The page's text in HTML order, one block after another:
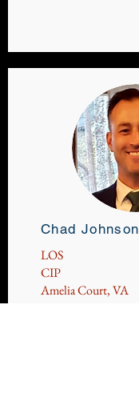
Chad Johnson
LOS
CIP
Amelia Court, VA